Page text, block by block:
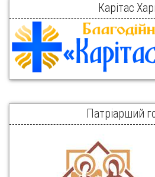
Карітас
Патріарший